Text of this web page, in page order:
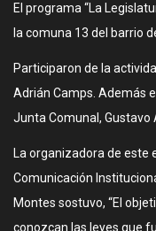
El programa “La
la comuna 13 del barrio
Participaron de la
Adrián Camps. Además
Junta Comunal, Gustavo
La organizadora de este
Comunicación
Montes sostuvo, “El
conozcan las leyes que